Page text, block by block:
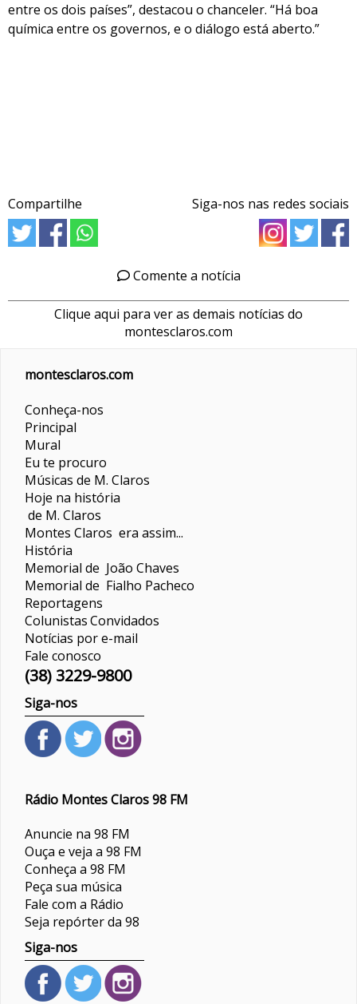
entre os dois países”, destacou o chanceler. “Há boa
química entre os governos, e o diálogo está aberto.”
Compartilhe Siga-nos nas redes sociais
Comente a notícia
Clique aqui para ver as demais notícias do
montesclaros.com
montesclaros.com
Conheça-nos
Principal
Mural
Eu te procuro
Músicas de M. Claros
Hoje na história
de M. Claros
Montes Claros era assim...
História
Memorial de João Chaves
Memorial de Fialho Pacheco
Reportagens
ColunistasConvidados
Notícias por e-mail
Fale conosco
(38) 3229-9800
Siga-nos
Rádio Montes Claros 98 FM
Anuncie na 98 FM
Ouça e veja a 98 FM
Conheça a 98 FM
Peça sua música
Fale com a Rádio
Seja repórter da 98
Siga-nos